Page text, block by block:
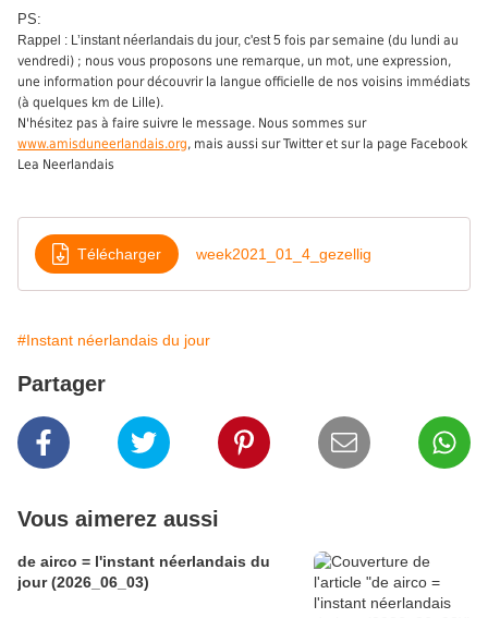
PS:
Rappel : L’instant néerlandais du jour, c'est 5 fois par semaine (du lundi au
vendredi) ; nous vous proposons une remarque, un mot, une expression,
une information pour découvrir la langue officielle de nos voisins immédiats
(à quelques km de Lille).
N'hésitez pas à faire suivre le message. Nous sommes sur
www.amisduneerlandais.org, mais aussi sur Twitter et sur la page Facebook
Lea Neerlandais
Télécharger week2021_01_4_gezellig
#Instant néerlandais du jour
Partager
Vous aimerez aussi
de airco = l'instant néerlandais du
jour (2026_06_03)